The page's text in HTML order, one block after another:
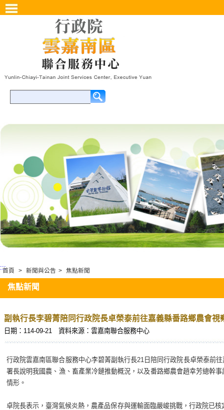
:::首頁 > 新聞與公告 > 焦點新聞
焦點新聞
副執行長李碧菁陪同行政院長卓榮泰前往嘉義縣番路鄉農會視
日期：114-09-21 資料來源：雲嘉南聯合服務中心
行政院雲嘉南區聯合服務中心李碧菁副執行長21日陪同行政院長卓榮泰前
署長說明我國農、漁、畜產業冷鏈推動概況，以及番路鄉農會趙幸芳總幹
情形。
卓院長表示，臺灣氣候炎熱，農產品保存與運輸面臨嚴峻挑戰，行政院已